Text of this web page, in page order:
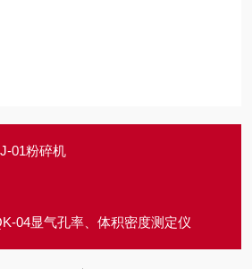
01粉碎机
04显气孔率、体积密度测定仪